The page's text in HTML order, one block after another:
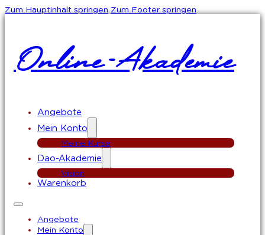
Zum Hauptinhalt springen Zum Footer springen
Online-Akademie
Angebote
Mein Konto
Meine Kurse
Dao-Akademie
Vision
Warenkorb
Angebote
Mein Konto